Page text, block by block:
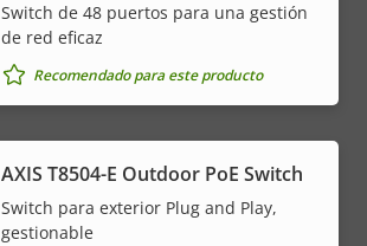
Switch de 48 puertos para una gestión
de red eficaz
Recomendado para este producto
AXIS T8504-E Outdoor PoE Switch
Switch para exterior Plug and Play,
gestionable